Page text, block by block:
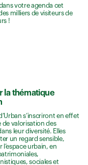
votre agenda cet
milliers de visiteurs de
!
la thématique
s’inscriront en effet
valorisation des
leur diversité. Elles
un regard sensible,
urbain, en
sociales et